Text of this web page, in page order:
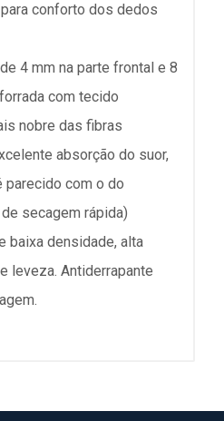
conforto dos dedos
4 mm na parte frontal e 8
com tecido
nobre das fibras
absorção do suor,
parecido com o do
secagem rápida)
baixa densidade, alta
leveza. Antiderrapante